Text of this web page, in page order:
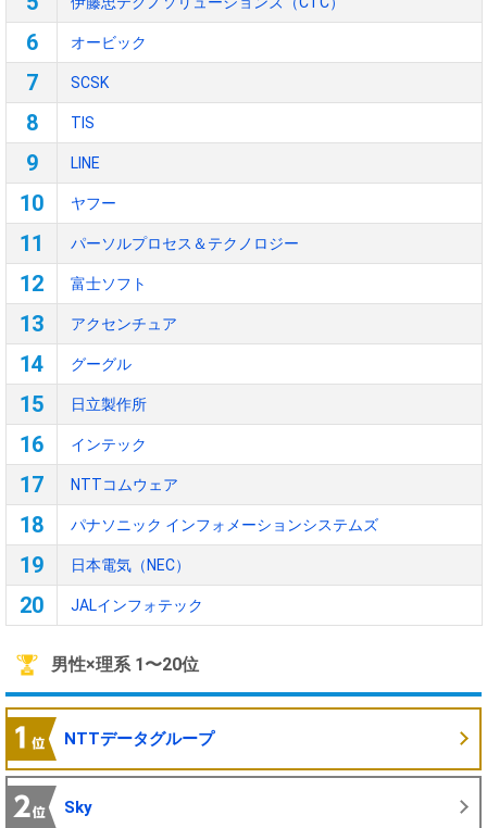
6 オービック
7 SCSK
8 TIS
9 LINE
10 ヤフー
11 パーソルプロセス＆テクノロジー
12 富士ソフト
13 アクセンチュア
14 グーグル
15 日立製作所
16 インテック
17 NTTコムウェア
18 パナソニック インフォメーションシステムズ
19 日本電気（NEC）
20 JALインフォテック
男性×理系 1〜20位
NTTデータグループ
Sky